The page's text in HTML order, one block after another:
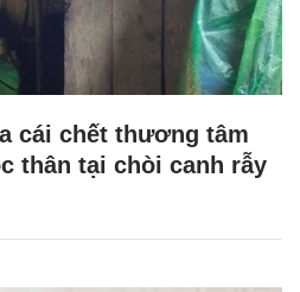
cái chết thương tâm
thân tại chòi canh rẫy